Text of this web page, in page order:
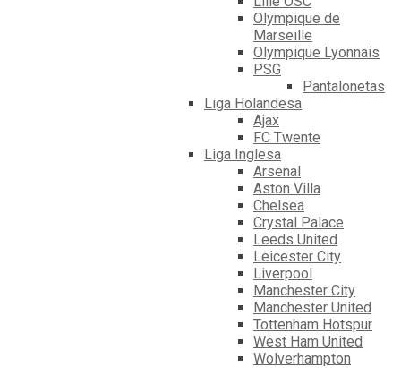
Olympique de
Marseille
Olympique Lyonnais
PSG
Pantalonetas
Liga Holandesa
Ajax
FC Twente
Liga Inglesa
Arsenal
Aston Villa
Chelsea
Crystal Palace
Leeds United
Leicester City
Liverpool
Manchester City
Manchester United
Tottenham Hotspur
West Ham United
Wolverhampton